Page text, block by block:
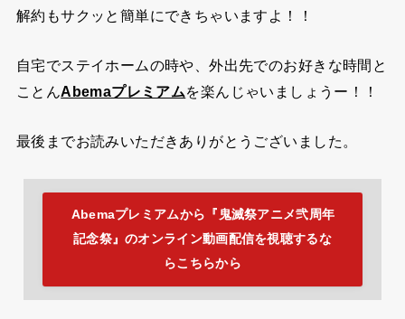
解約もサクッと簡単にできちゃいますよ！！
自宅でステイホームの時や、外出先でのお好きな時間と
ことんAbemaプレミアムを楽んじゃいましょうー！！
最後までお読みいただきありがとうございました。
Abemaプレミアムから『鬼滅祭アニメ弐周年
記念祭』のオンライン動画配信を視聴するな
らこちらから